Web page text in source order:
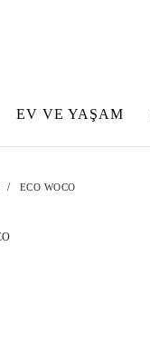
EV VE YAŞAM
ECO WOCO